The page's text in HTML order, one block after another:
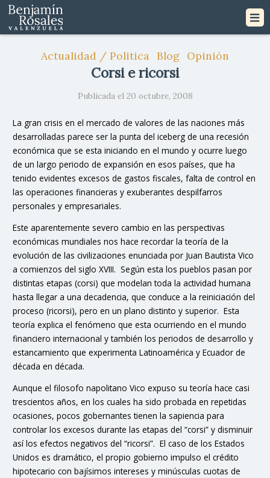
Actualidad / Politica Blog Opinión
Corsi e ricorsi
Publicada el 20 octubre, 2008
La gran crisis en el mercado de valores de las naciones más
desarrolladas parece ser la punta del iceberg de una recesión
económica que se esta iniciando en el mundo y ocurre luego
de un largo periodo de expansión en esos países, que ha
tenido evidentes excesos de gastos fiscales, falta de control en
las operaciones financieras y exuberantes despilfarros
personales y empresariales.
Este aparentemente severo cambio en las perspectivas
económicas mundiales nos hace recordar la teoría de la
evolución de las civilizaciones enunciada por Juan Bautista Vico
a comienzos del siglo XVIII. Según esta los pueblos pasan por
distintas etapas (corsi) que modelan toda la actividad humana
hasta llegar a una decadencia, que conduce a la reiniciación del
proceso (ricorsi), pero en un plano distinto y superior. Esta
teoría explica el fenómeno que esta ocurriendo en el mundo
financiero internacional y también los periodos de desarrollo y
estancamiento que experimenta Latinoamérica y Ecuador de
década en década.
Aunque el filosofo napolitano Vico expuso su teoría hace casi
trescientos años, en los cuales ha sido probada en repetidas
ocasiones, pocos gobernantes tienen la sapiencia para
controlar los excesos durante las etapas del “corsi” y disminuir
así los efectos negativos del “ricorsi”. El caso de los Estados
Unidos es dramático, el propio gobierno impulso el crédito
hipotecario con bajísimos intereses y minúsculas cuotas de